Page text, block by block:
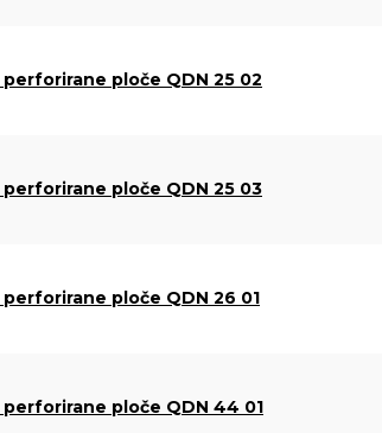
perforirane ploče QDN 25 02
perforirane ploče QDN 25 03
ploče QDN 26 01
perforirane ploče QDN 44 01